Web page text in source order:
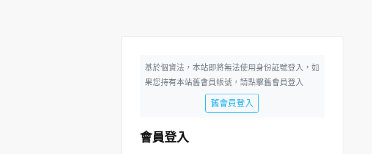
基於個資法，本站即將無法使用身份証號登入，如
果您持有本站舊會員帳號，請點擊舊會員登入
舊會員登入
會員登入